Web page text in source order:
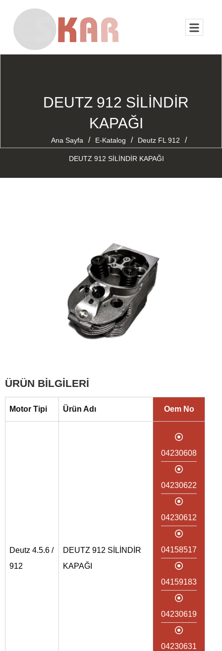
DEUTZ 912 SİLİNDİR
KAPAĞI
Ana Sayfa / E-Katalog / Deutz FL 912 /
DEUTZ 912 SİLİNDİR KAPAĞI
ÜRÜN BİLGİLERİ
Motor Tipi Ürün Adı Oem No
Deutz 4.5.6 /
912
DEUTZ 912 SİLİNDİR
KAPAĞI
04230608
04230622
04230612
04158517
04159183
04230619
04230631